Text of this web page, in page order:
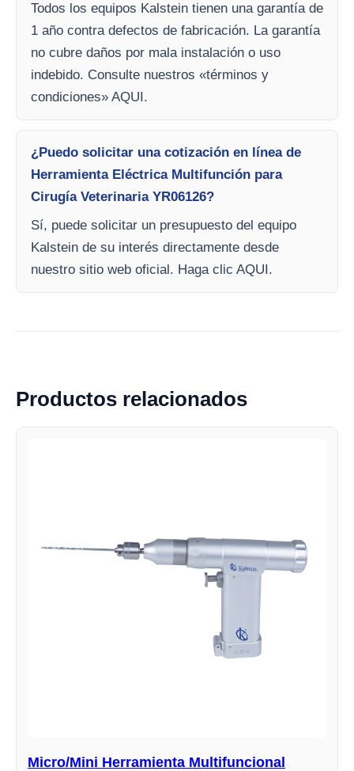
Todos los equipos Kalstein tienen una garantía de
1 año contra defectos de fabricación. La garantía
no cubre daños por mala instalación o uso
indebido. Consulte nuestros «términos y
condiciones» AQUI.
¿Puedo solicitar una cotización en línea de
Herramienta Eléctrica Multifunción para
Cirugía Veterinaria YR06126?
Sí, puede solicitar un presupuesto del equipo
Kalstein de su interés directamente desde
nuestro sitio web oficial. Haga clic AQUI.
Productos relacionados
Micro/Mini Herramienta Multifuncional